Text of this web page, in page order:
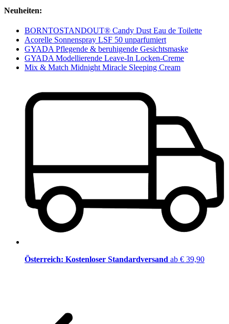
Neuheiten:
BORNTOSTANDOUT® Candy Dust Eau de Toilette
Acorelle Sonnenspray LSF 50 unparfumiert
GYADA Pflegende & beruhigende Gesichtsmaske
GYADA Modellierende Leave-In Locken-Creme
Mix & Match Midnight Miracle Sleeping Cream
Österreich: Kostenloser Standardversand ab € 39,90